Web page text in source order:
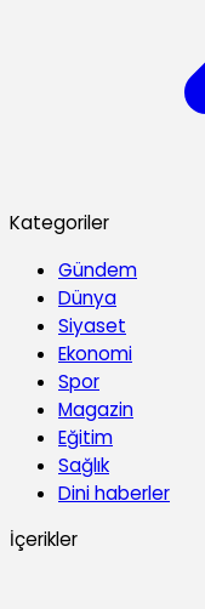
Kategoriler
Gündem
Dünya
Siyaset
Ekonomi
Spor
Magazin
Eğitim
Sağlık
Dini haberler
İçerikler